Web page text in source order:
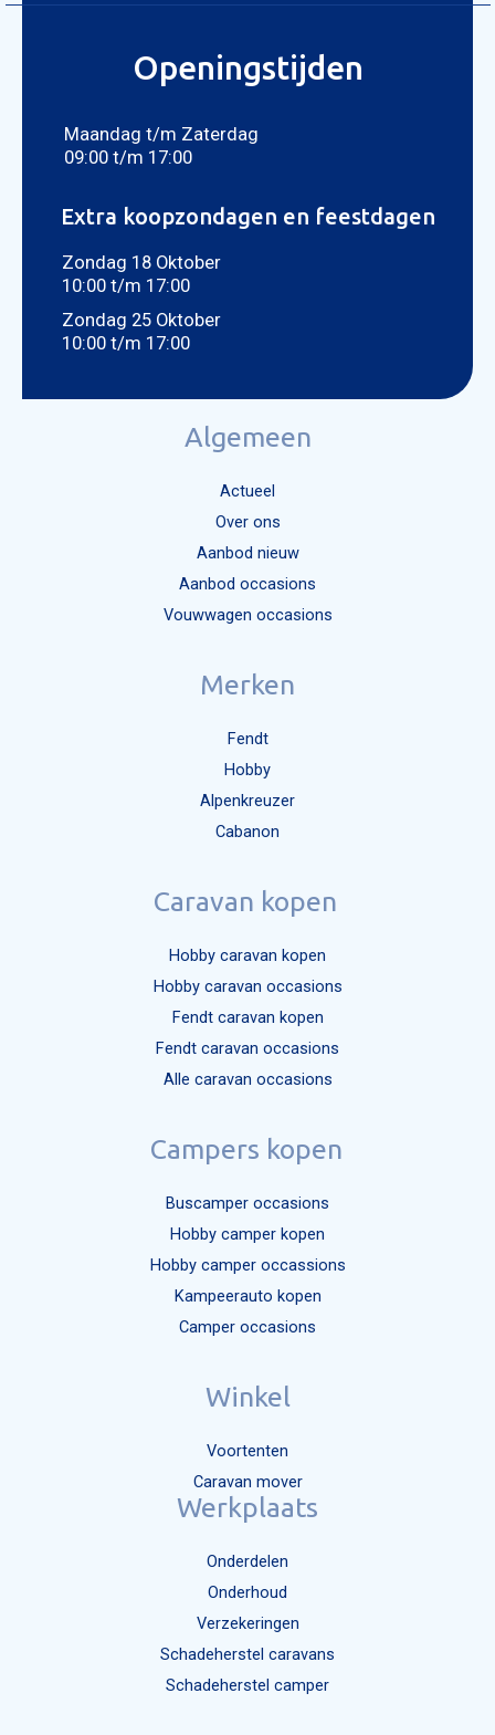
Openingstijden
Maandag t/m Zaterdag
09:00 t/m 17:00
Extra koopzondagen en feestdagen
Zondag 18 Oktober
10:00 t/m 17:00
Zondag 25 Oktober
10:00 t/m 17:00
Algemeen
Actueel
Over ons
Aanbod nieuw
Aanbod occasions
Vouwwagen occasions
Merken
Fendt
Hobby
Alpenkreuzer
Cabanon
Caravan kopen
Hobby caravan kopen
Hobby caravan occasions
Fendt caravan kopen
Fendt caravan occasions
Alle caravan occasions
Campers kopen
Buscamper occasions
Hobby camper kopen
Hobby camper occassions
Kampeerauto kopen
Camper occasions
Winkel
Voortenten
Caravan mover
Werkplaats
Onderdelen
Onderhoud
Verzekeringen
Schadeherstel caravans
Schadeherstel camper